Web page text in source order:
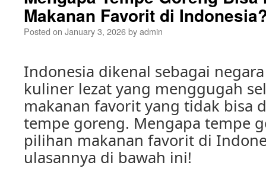
Makanan Favorit di
Posted on January 3, 2026byadmin
Indonesia dikenal sebagai
kuliner lezat yang menggugah
makanan favorit yang tidak bisa
tempe goreng. Mengapa tempe
pilihan makanan favorit di
ulasannya di bawah ini!